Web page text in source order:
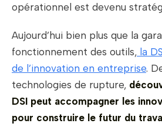
opérationnel est devenu
Aujourd’hui bien plus que la
fonctionnement des outils, la
de l’innovation en entreprise.
technologies de rupture,
DSI peut accompagner les
pour construire le futur du